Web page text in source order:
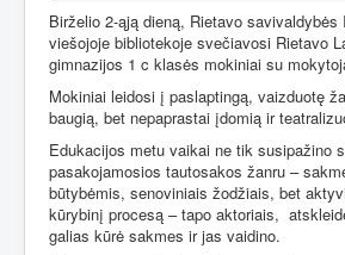
Birželio 2-ąją dieną, Rietavo savivaldybės
viešojoje bibliotekoje svečiavosi Rietavo
gimnazijos 1 c klasės mokiniai su
Mokiniai leidosi į paslaptingą, vaizduotę
baugią, bet nepaprastai įdomią ir
Edukacijos metu vaikai ne tik susipažino
pasakojamosios tautosakos žanru –
būtybėmis, senoviniais žodžiais, bet
kūrybinį procesą – tapo aktoriais,
galias kūrė sakmes ir jas vaidino.